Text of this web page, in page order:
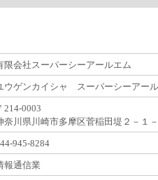
限会社スーパーシーアールエム
ウゲンカイシャ スーパーシーアー
214-0003
奈川県川崎市多摩区菅稲田堤２－１
945-8284
報通信業